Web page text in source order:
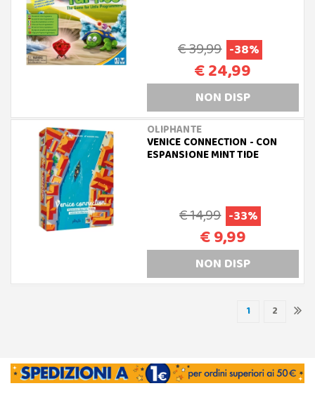
€ 39,99 -38%
€ 24,99
NON DISP
OLIPHANTE
VENICE CONNECTION - CON
ESPANSIONE MINT TIDE
€ 14,99 -33%
€ 9,99
NON DISP
1 2